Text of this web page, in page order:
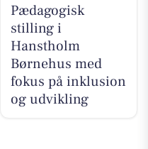
Pædagogisk
stilling i
Hanstholm
Børnehus med
fokus på inklusion
og udvikling